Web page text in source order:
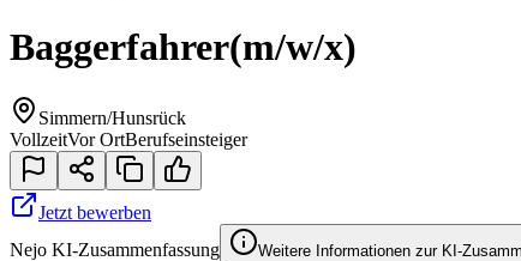
Baggerfahrer(m/w/x)
Simmern/Hunsrück
VollzeitVor OrtBerufseinsteiger
Jetzt bewerben
Nejo KI-Zusammenfassung
Weitere Informationen zur KI-